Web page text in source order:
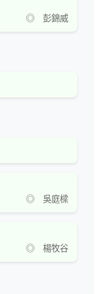
◎ 彭錦威
◎ 吳庭樑
◎ 楊牧谷